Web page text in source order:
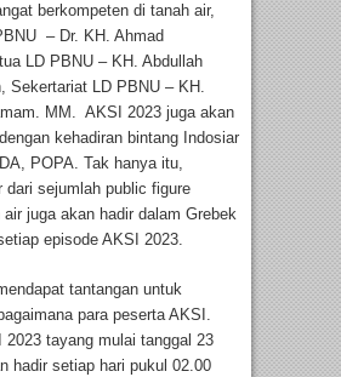
berkompeten di tanah air,
– Dr. KH. Ahmad
LD PBNU – KH. Abdullah
Sekertariat LD PBNU – KH.
MM. AKSI 2023 juga akan
kehadiran bintang Indosiar
POPA. Tak hanya itu,
dari sejumlah public figure
juga akan hadir dalam Grebek
episode AKSI 2023.
tantangan untuk
para peserta AKSI.
2023 tayang mulai tanggal 23
hadir setiap hari pukul 02.00